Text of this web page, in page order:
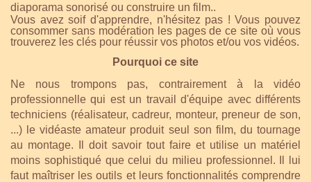
diaporama sonorisé ou construire un film..
Vous avez soif d'apprendre, n'hésitez pas ! Vous pouvez
consommer sans modération les pages de ce site où vous
trouverez les clés pour réussir vos photos et/ou vos vidéos.
Pourquoi ce site
Ne nous trompons pas, contrairement à la vidéo
professionnelle qui est un travail d'équipe avec différents
techniciens (réalisateur, cadreur, monteur, preneur de son,
...) le vidéaste amateur produit seul son film, du tournage
au montage. Il doit savoir tout faire et utilise un matériel
moins sophistiqué que celui du milieu professionnel. Il lui
faut maîtriser les outils et leurs fonctionnalités comprendre